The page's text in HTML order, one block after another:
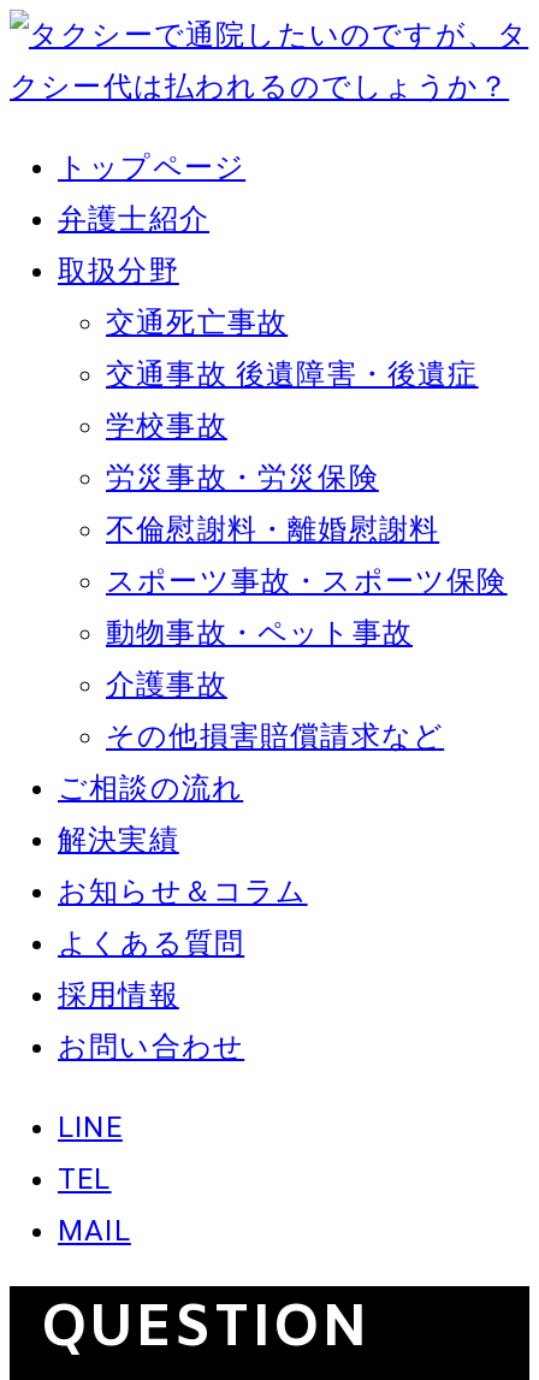
トップページ
弁護士紹介
取扱分野
交通死亡事故
交通事故 後遺障害・後遺症
学校事故
労災事故・労災保険
不倫慰謝料・離婚慰謝料
スポーツ事故・スポーツ保険
動物事故・ペット事故
介護事故
その他損害賠償請求など
ご相談の流れ
解決実績
お知らせ＆コラム
よくある質問
採用情報
お問い合わせ
LINE
TEL
MAIL
QUESTION